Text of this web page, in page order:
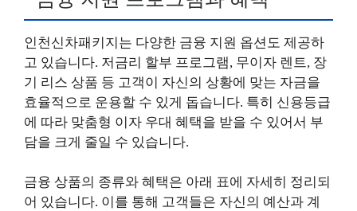
인천신차패키지는 다양한 금융 지원 옵션도 제공하
고 있습니다. 저금리 할부 프로그램, 무이자 렌트, 장
기 리스 상품 등 고객이 자신의 상황에 맞는 자금을
효율적으로 운용할 수 있게 돕습니다. 특히 신용등급
에 따라 맞춤형 이자 우대 혜택을 받을 수 있어서 부
담을 크게 줄일 수 있습니다.
금융 상품의 종류와 혜택은 아래 표에 자세히 정리되
어 있습니다. 이를 통해 고객들은 자신의 예산과 계